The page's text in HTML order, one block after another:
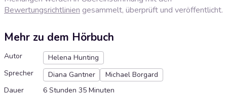
Bewertungsrichtlinien gesammelt, überprüft und veröffentlicht.
Mehr zu dem Hörbuch
Autor
Helena Hunting
Sprecher
Diana Gantner
Michael Borgard
Dauer
6 Stunden 35 Minuten